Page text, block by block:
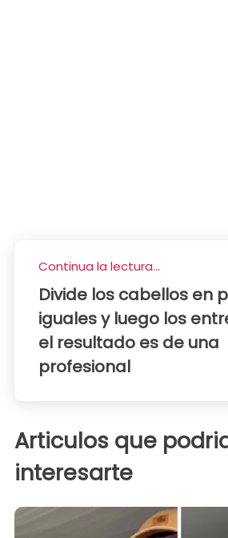
Continua la lectura...
Divide los cabellos en
iguales y luego los
el resultado es de una
profesional
Articulos que
interesarte